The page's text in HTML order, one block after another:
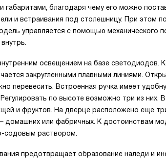
габаритами, благодаря чему его можно
и встраивания под столешницу. При этом
управляется с помощью механического
освещением на базе светодиодов.
закругленными плавными линиями.
перевесить. Встроенная ручка имеет
по высоте возможно три из них.
и фруктов. На дверце расположено еще
домашних или фабричных. К достоинствам
содовым раствором.
предотвращает образование наледи и